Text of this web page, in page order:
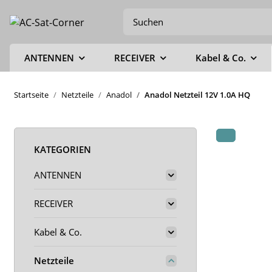
ANTENNEN RECEIVER Kabel & Co.
Startseite Netzteile Anadol Anadol Netzteil 12V 1.0A HQ
KATEGORIEN
ANTENNEN
RECEIVER
Kabel & Co.
Netzteile